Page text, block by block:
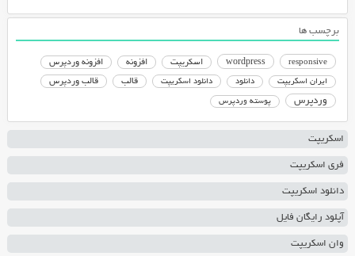
برچسب ها
responsive
wordpress اسکریپت افزونه افزونه وردپرس
ایران اسکریپت دانلود دانلود اسکریپت قالب قالب وردپرس
وردپرس پوسته وردپرس
اسکریپت
فری اسکریپت
دانلود اسکریپت
آپلود رایگان فایل
وان اسکریپت